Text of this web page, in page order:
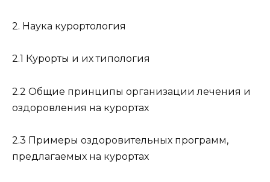
2. Наука курортология
2.1 Курорты и их типология
2.2 Общие принципы организации лечения и
оздоровления на курортах
2.3 Примеры оздоровительных программ,
предлагаемых на курортах